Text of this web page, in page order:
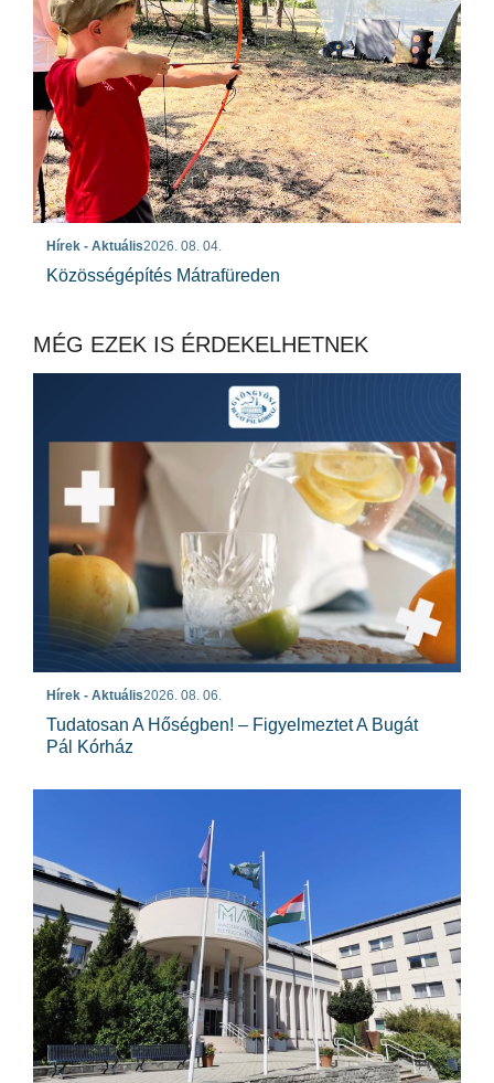
Hírek - Aktuális2026. 08. 04.
Közösségépítés Mátrafüreden
MÉG EZEK IS ÉRDEKELHETNEK
Hírek - Aktuális2026. 08. 06.
Tudatosan A Hőségben! – Figyelmeztet A Bugát
Pál Kórház